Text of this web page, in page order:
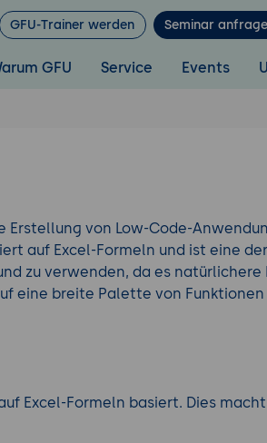
GFU-Trainer werden Seminar
GFU Service Events
von Low-Code-
auf Excel-Formeln und ist eine
zu verwenden, da es
eine breite Palette von
Excel-Formeln basiert. Dies